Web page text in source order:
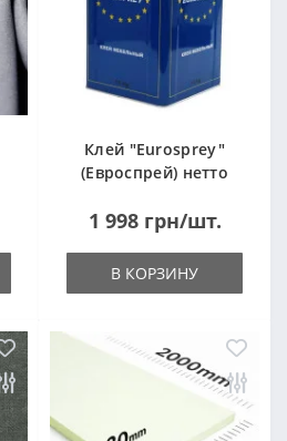
Клей "Eurosprey"
(Евроспрей) нетто
1 998 грн/шт.
В КОРЗИНУ